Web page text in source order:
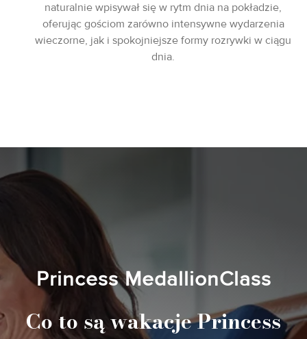
naturalnie wpisywał się w rytm dnia na pokładzie,
oferując gościom zarówno intensywne wydarzenia
wieczorne, jak i spokojniejsze formy rozrywki w ciągu
dnia.
Princess MedallionClass
Co to są wakacje Princess